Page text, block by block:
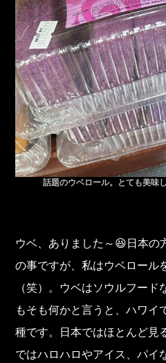
話題のウベロール。とても美味
ウベ、ありました～😆日本の
の事ですが、私はウベロール
（笑）。ウベはソウルフー
もそも何かと言うと、ハワイ
種です。日本ではほとんど見
ではハロハロやアイス、パイ